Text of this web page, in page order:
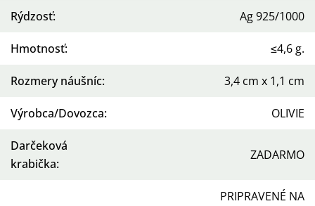
Rýdzosť: Ag 925/1000
Hmotnosť: ≤4,6 g.
Rozmery náušníc: 3,4 cm x 1,1 cm
Výrobca/Dovozca: OLIVIE
Darčeková
krabička:
ZADARMO
PRIPRAVENÉ NA